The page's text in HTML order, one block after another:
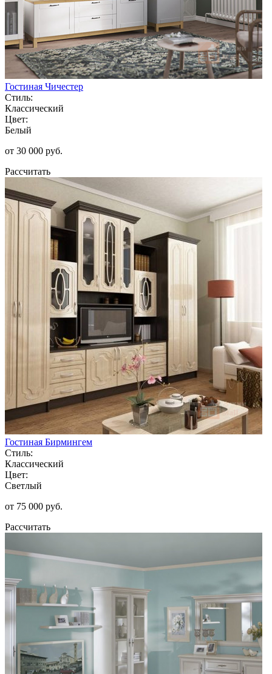
Гостиная Чичестер
Стиль:
Классический
Цвет:
Белый
от 30 000 руб.
Рассчитать
Гостиная Бирмингем
Стиль:
Классический
Цвет:
Светлый
от 75 000 руб.
Рассчитать